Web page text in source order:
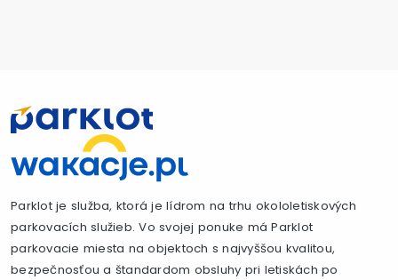
Parklot je služba, ktorá je lídrom na trhu okololetiskových
parkovacích služieb. Vo svojej ponuke má Parklot
parkovacie miesta na objektoch s najvyššou kvalitou,
bezpečnosťou a štandardom obsluhy pri letiskách po